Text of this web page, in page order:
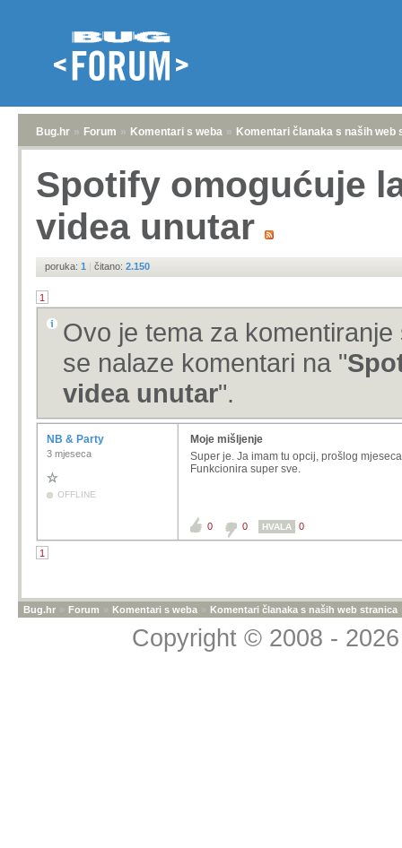
Bug.hr » Forum » Komentari s weba » Komentari članaka s naših web
Spotify omogućuje
videa unutar
poruka: 1 | čitano: 2.150
1
Ovo je tema za
se nalaze komentari na "
videa unutar".
NB & Party
3 mjeseca
OFFLINE
Moje mišljenje
Super je. Ja imam tu opcij, prošlog
Funkcionira super sve.
0 0 HVALA 0
1
Bug.hr » Forum » Komentari s weba » Komentari članaka s naših web stranica
Copyright © 2008 -